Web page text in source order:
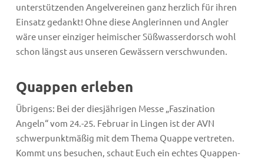
unterstützenden Angelvereinen ganz herzlich für ihren
Einsatz gedankt! Ohne diese Anglerinnen und Angler
wäre unser einziger heimischer Süßwasserdorsch wohl
schon längst aus unseren Gewässern verschwunden.
Quappen erleben
Übrigens: Bei der diesjährigen Messe „Faszination
Angeln“ vom 24.-25. Februar in Lingen ist der AVN
schwerpunktmäßig mit dem Thema Quappe vertreten.
Kommt uns besuchen, schaut Euch ein echtes Quappen-